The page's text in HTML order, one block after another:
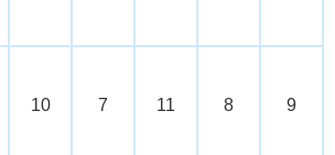
10 7 11 8 9